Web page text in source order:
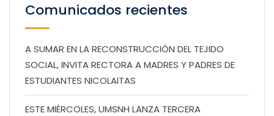
Comunicados recientes
A SUMAR EN LA RECONSTRUCCIÓN DEL TEJIDO
SOCIAL, INVITA RECTORA A MADRES Y PADRES DE
ESTUDIANTES NICOLAITAS
ESTE MIÉRCOLES, UMSNH LANZA TERCERA